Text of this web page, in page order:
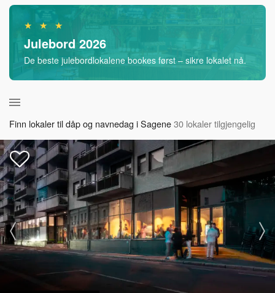
★ ★ ★
Julebord 2026
De beste julebordlokalene bookes først – sikre lokalet nå.
Finn lokaler til dåp og navnedag i Sagene30 lokaler tilgjengelig